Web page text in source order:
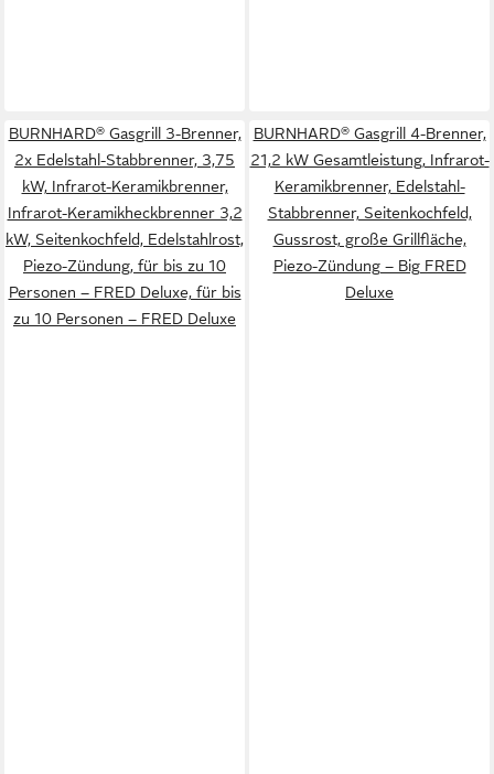
BURNHARD® Gasgrill 3-Brenner,
2x Edelstahl-Stabbrenner, 3,75
kW, Infrarot-Keramikbrenner,
Infrarot-Keramikheckbrenner 3,2
kW, Seitenkochfeld, Edelstahlrost,
Piezo-Zündung, für bis zu 10
Personen – FRED Deluxe, für bis
zu 10 Personen – FRED Deluxe
BURNHARD® Gasgrill 4-Brenner,
21,2 kW Gesamtleistung, Infrarot-
Keramikbrenner, Edelstahl-
Stabbrenner, Seitenkochfeld,
Gussrost, große Grillfläche,
Piezo-Zündung – Big FRED
Deluxe